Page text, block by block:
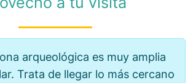
arqueológica es muy amplia
Trata de llegar lo más cercano